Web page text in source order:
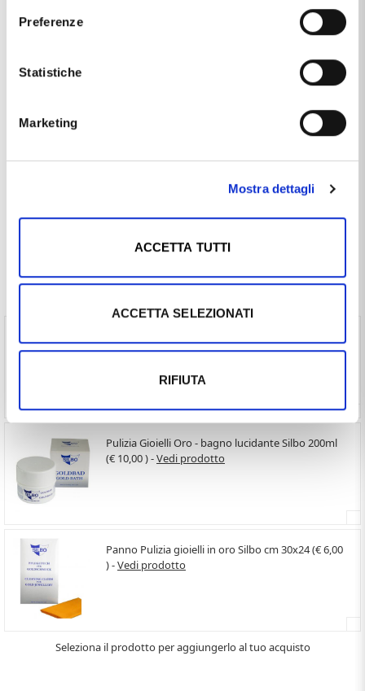
Preferenze
Statistiche
Marketing
Mostra dettagli
ACCETTA TUTTI
ACCETTA SELEZIONATI
RIFIUTA
Produzione
Pietre / Gemme
Questo articolo dal nome
ANELLO SOLITARIO IN ORO CON
, distribuito dal
ANELLI IN ORO E DIAMANTI MADE IN ITALY, è un
prodotto che al momento ha disponibilitàDISPONIBILEed il
prezzo di questo prodotto è pari a€ 1.824,00.
Vedi prodotto
Pulizia Gioielli Oro - bagno lucidante Silbo 200ml
(€ 10,00 ) -Vedi prodotto
Panno Pulizia gioielli in oro Silbo cm 30x24 (€ 6,00
) -Vedi prodotto
Seleziona il prodotto per aggiungerlo al tuo acquisto